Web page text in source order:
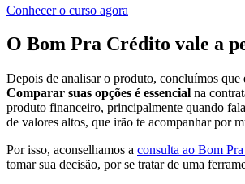
Conhecer o curso agora
O Bom Pra Crédito vale a
Depois de analisar o produto, concluímos que
Comparar suas opções é essencial na
produto financeiro, principalmente quando
de valores altos, que irão te acompanhar por
Por isso, aconselhamos a consulta ao Bom
tomar sua decisão, por se tratar de uma